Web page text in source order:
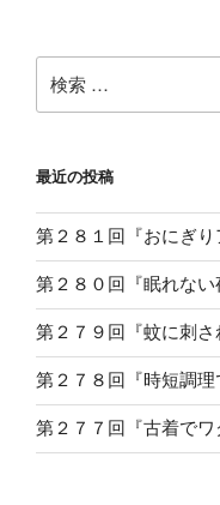
索:
最近の投稿
第２８１回『おにぎり
第２８０回『眠れない
第２７９回『蚊に刺さ
第２７８回『時短調理
第２７７回『古着でワ